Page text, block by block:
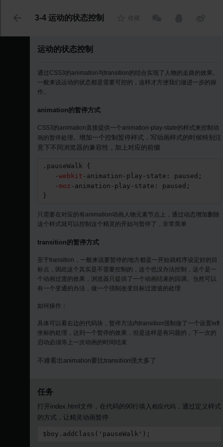
3-4 运动的状态控制 收藏
运动的状态控制
通过CSS3的animation与transition的结合实现了人物的走路的效果。
一般来说运动的状态都是需要可控的，这样才方便我们做进一步的操
作。
animation的暂停方式
CSS3的animation直接提供一个animation-play-state的样式来控制动
画的暂停处理。 增加一个控制暂停样式，写动画样式的时候特别注
意下不同浏览器的兼容性，加上对应的前缀
.pauseWalk {
-webkit -animation-play-state: paused;
- moz -animation-play-state: paused;
}
只需要在对应的有animation动画 人物元素节点上，通过动态增加删除
这个样式就可以控制这个精灵的开始与暂停了，非常简单
transition的暂停方式
至于transition，一般来说要暂停的地方都是一开始就程序设定好的目
标点，因此这个其实是不需要控制的，这个也没办法控制，这个是一
个动画过渡的效果，浏览器只提供了一个动画结束的回调。当然可以
有一个变通的办法，做一个强制改变目标过渡值的处理
如何操作：
具体可以看右边的代码块，暂停方法内transition强制做了一个设置left
坐标的处理，达到一个暂停的效果，但是这样是有问题的，下一次的
启动必须等上一次动画的时间结束
不难看出animation要比transition强大多了
任务
打开index.html文件，在代码的90行填入相应代码 ，通过定义样式
的方式，让精灵动画暂停
$boy.addClass('pauseWalk');